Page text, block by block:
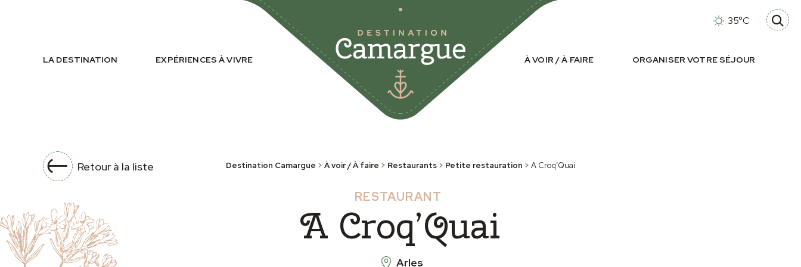
35°C
LA DESTINATION EXPÉRIENCES À VIVRE À VOIR / À FAIRE ORGANISER VOTRE SÉJOUR
Retour à la liste Destination Camargue > À voir / À faire > Restaurants > Petite restauration > A Croq’Quai
RESTAURANT
A Croq’Quai
Arles